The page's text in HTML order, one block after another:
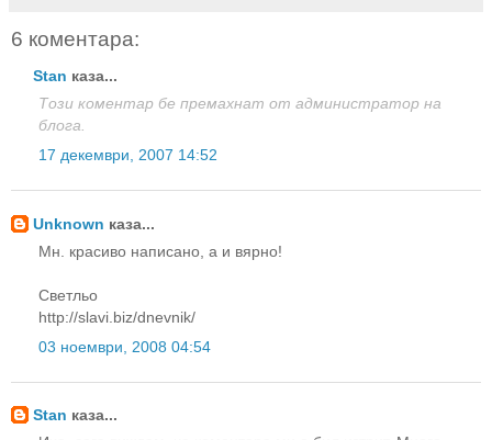
6 коментара:
Stan каза...
Този коментар бе премахнат от администратор на
блога.
17 декември, 2007 14:52
Unknown каза...
Мн. красиво написано, а и вярно!
Светльо
http://slavi.biz/dnevnik/
03 ноември, 2008 04:54
Stan каза...